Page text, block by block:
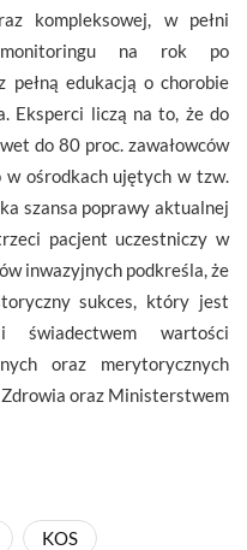
kompleksowej, w pełni
na rok po
pełną edukacją o chorobie
Eksperci liczą na to, że do
do 80 proc. zawałowców
w ośrodkach ujętych w tzw.
szansa poprawy aktualnej
pacjent uczestniczy w
inwazyjnych podkreśla, że
sukces, który jest
wartości
oraz merytorycznych
oraz Ministerstwem
KOS